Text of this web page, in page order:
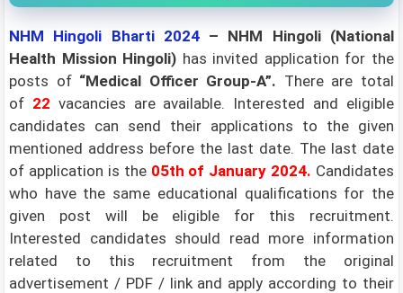
NHM Hingoli Bharti 2024– NHM Hingoli (National
Health Mission Hingoli) has invited application for the
posts of “Medical Officer Group-A”. There are total
of 22 vacancies are available. Interested and eligible
candidates can send their applications to the given
mentioned address before the last date. The last date
of application is the 05th of January 2024. Candidates
who have the same educational qualifications for the
given post will be eligible for this recruitment.
Interested candidates should read more information
related to this recruitment from the original
advertisement / PDF / link and apply according to their